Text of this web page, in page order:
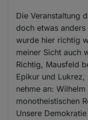
Die Veranstaltung
doch etwas
wurde hier richtig
meiner Sicht auch
Richtig, Mausfeld
Epikur und
nehme an:
monotheistischen
Unsere